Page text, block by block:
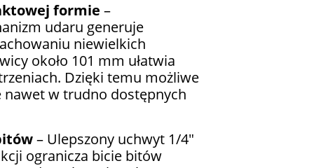
formie –
udaru generuje
niewielkich
około 101 mm ułatwia
Dzięki temu możliwe
w trudno dostępnych
– Ulepszony uchwyt 1/4"
ogranicza bicie bitów